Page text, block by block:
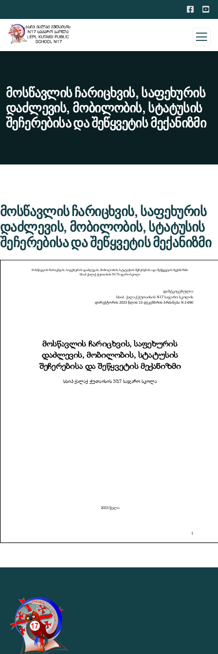
Მოსწავლის Ჩარიცხვის, Საფეხურის
Დაძლევის, Მობილობის, Სტატუსის
Შეჩერებისა Და Შეწყვეტის Მექანიზმი
მოსწავლის ჩარიცხვის, საფეხურის
დაძლევის, მობილობის, სტატუსის
შეჩერებისა და შეწყვეტის მექანიზმი